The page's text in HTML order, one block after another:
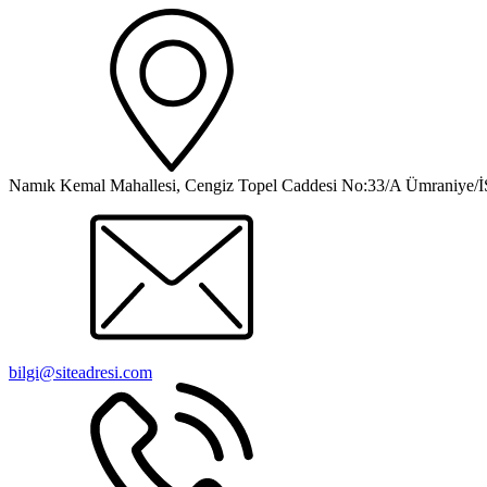
Namık Kemal Mahallesi, Cengiz Topel Caddesi No:33/A
bilgi@siteadresi.com